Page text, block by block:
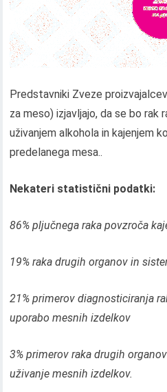
Predstavniki Zveze
za meso) izjavljajo, da se bo rak
uživanjem alkohola in kajenjem
predelanega mesa..
Nekateri statistični podatki:
86% pljučnega raka povzroča
19% raka drugih organov in
21% primerov diagnosticiranja
uporabo mesnih izdelkov
3% primerov raka drugih
uživanje mesnih izdelkov.